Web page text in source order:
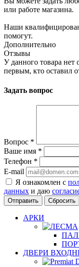
или работе магазина.
Наши
помогут.
Дополнительно
Отзывы
У данного товара нет
первым, кто оставил
Задать вопрос
Вопрос *
Ваше имя *
Телефон *
E-mail
Я ознакомлен с
данных и даю
Сбросить
АРКИ
ДВЕРИ